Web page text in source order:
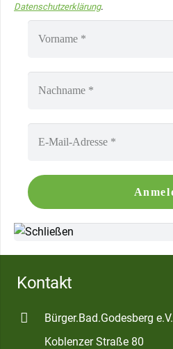
Datenschutzerklärung.
Kontakt
Bürger.Bad.Godesberg e.V.
Koblenzer Straße 80